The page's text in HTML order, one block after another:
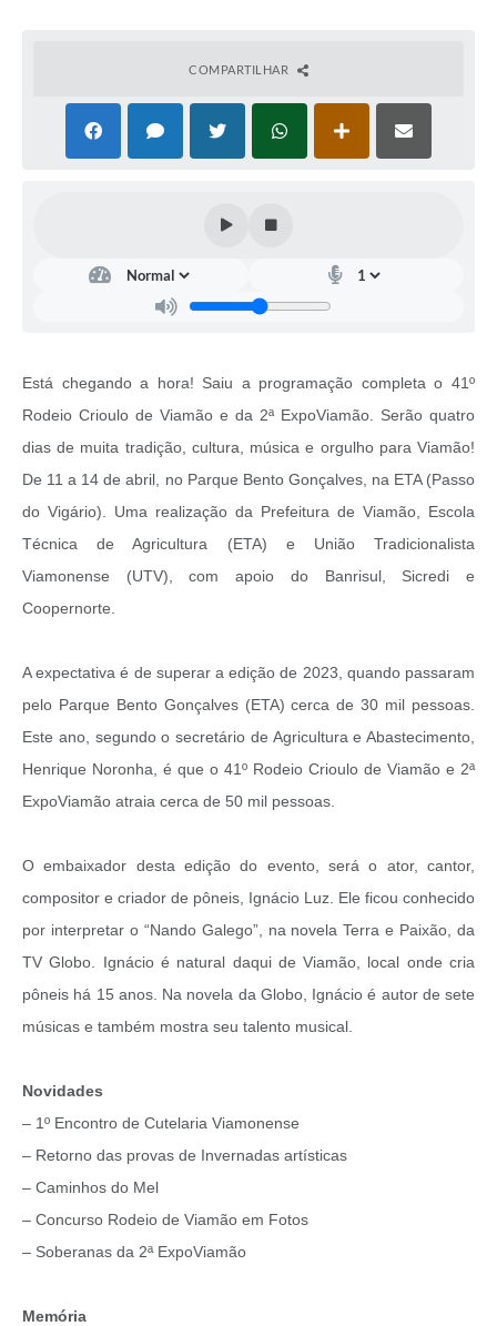
COMPARTILHAR
Está chegando a hora! Saiu a programação completa o 41º
Rodeio Crioulo de Viamão e da 2ª ExpoViamão. Serão quatro
dias de muita tradição, cultura, música e orgulho para Viamão!
De 11 a 14 de abril, no Parque Bento Gonçalves, na ETA (Passo
do Vigário). Uma realização da Prefeitura de Viamão, Escola
Técnica de Agricultura (ETA) e União Tradicionalista
Viamonense (UTV), com apoio do Banrisul, Sicredi e
Coopernorte.
A expectativa é de superar a edição de 2023, quando passaram
pelo Parque Bento Gonçalves (ETA) cerca de 30 mil pessoas.
Este ano, segundo o secretário de Agricultura e Abastecimento,
Henrique Noronha, é que o 41º Rodeio Crioulo de Viamão e 2ª
ExpoViamão atraia cerca de 50 mil pessoas.
O embaixador desta edição do evento, será o ator, cantor,
compositor e criador de pôneis, Ignácio Luz. Ele ficou conhecido
por interpretar o “Nando Galego”, na novela Terra e Paixão, da
TV Globo. Ignácio é natural daqui de Viamão, local onde cria
pôneis há 15 anos. Na novela da Globo, Ignácio é autor de sete
músicas e também mostra seu talento musical.
Novidades
– 1º Encontro de Cutelaria Viamonense
– Retorno das provas de Invernadas artísticas
– Caminhos do Mel
– Concurso Rodeio de Viamão em Fotos
– Soberanas da 2ª ExpoViamão
Memória